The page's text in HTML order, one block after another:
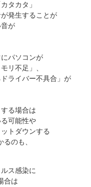
タカタ」
発生することが
が
パソコンが
リ不足」、
ライバー不具合」が
る場合は
可能性や
トダウンする
のも、
ス感染に
合は